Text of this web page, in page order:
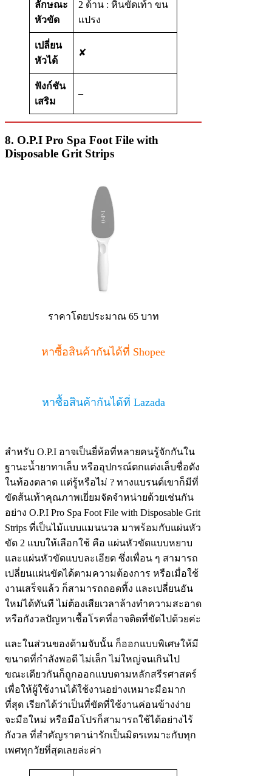
ลักษณะ
หัวขัด
2 ด้าน : หินขัดเท้า ขน
แปรง
เปลี่ยน
หัวได้
✘
ฟังก์ชัน
เสริม
–
8. O.P.I Pro Spa Foot File with
Disposable Grit Strips
ราคาโดยประมาณ 65 บาท
หาซื้อสินค้ากันได้ที่ Shopee
หาซื้อสินค้ากันได้ที่ Lazada
สำหรับ O.P.I อาจเป็นยี่ห้อที่หลายคนรู้จักกันใน
ฐานะน้ำยาทาเล็บ หรืออุปกรณ์ตกแต่งเล็บชื่อดัง
ในท้องตลาด แต่รู้หรือไม่ ? ทางแบรนด์เขาก็มีที่
ขัดส้นเท้าคุณภาพเยี่ยมจัดจำหน่ายด้วยเช่นกัน
อย่าง O.P.I Pro Spa Foot File with Disposable Grit
Strips ที่เป็นไม้แบบแมนนวล มาพร้อมกับแผ่นหัว
ขัด 2 แบบให้เลือกใช้ คือ แผ่นหัวขัดแบบหยาบ
และแผ่นหัวขัดแบบละเอียด ซึ่งเพื่อน ๆ สามารถ
เปลี่ยนแผ่นขัดได้ตามความต้องการ หรือเมื่อใช้
งานเสร็จแล้ว ก็สามารถถอดทิ้ง และเปลี่ยนอัน
ใหม่ได้ทันที ไม่ต้องเสียเวลาล้างทำความสะอาด
หรือกังวลปัญหาเชื้อโรคที่อาจติดที่ขัดไปด้วยค่ะ
และในส่วนของด้ามจับนั้น ก็ออกแบบพิเศษให้มี
ขนาดที่กำลังพอดี ไม่เล็ก ไม่ใหญ่จนเกินไป
ขณะเดียวกันก็ถูกออกแบบตามหลักสรีรศาสตร์
เพื่อให้ผู้ใช้งานได้ใช้งานอย่างเหมาะมือมาก
ที่สุด เรียกได้ว่าเป็นที่ขัดที่ใช้งานค่อนข้างง่าย
จะมือใหม่ หรือมือโปรก็สามารถใช้ได้อย่างไร้
กังวล ที่สำคัญราคาน่ารักเป็นมิตรเหมาะกับทุก
เพศทุกวัยที่สุดเลยล่ะค่า